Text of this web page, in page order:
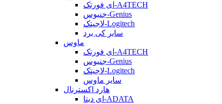
ای فورتک-A4TECH
جنیوس-Genius
لاجیتک-Logitech
سایر کی برد
ماوس
ای فورتک-A4TECH
جنیوس-Genius
لاجیتک-Logitech
سایر ماوس
هارد اکسترنال
ای دیتا-ADATA